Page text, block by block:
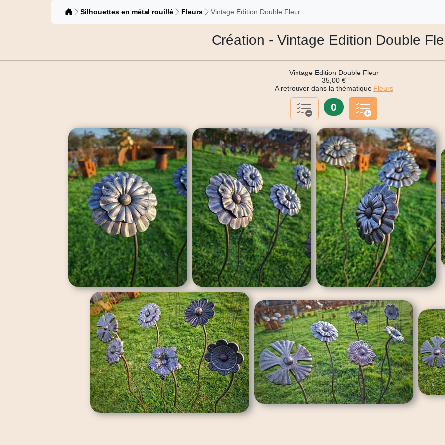
Catalogue
Silhouettes en métal rouillé Fleurs Vintage Edition Double Fleur
Création - Vintage Edition Double
Vintage Edition Double Fleur
35,00 €
A retrouver dans la thématique Fleurs
0